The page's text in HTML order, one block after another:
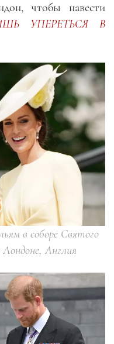
чтобы навести
УПЕРЕТЬСЯ В
в соборе Святого
Англия